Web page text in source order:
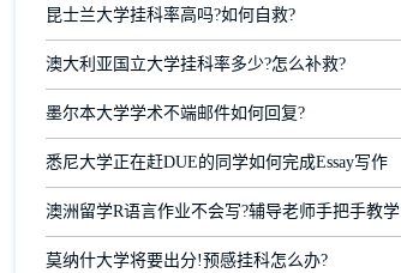
昆士兰大学挂科率高吗?如何自救?
澳大利亚国立大学挂科率多少?怎么补救?
墨尔本大学学术不端邮件如何回复?
悉尼大学正在赶DUE的同学如何完成Essay写作
澳洲留学R语言作业不会写?辅导老师手把手教学
莫纳什大学将要出分!预感挂科怎么办?